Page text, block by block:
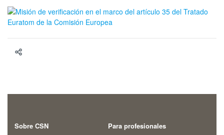
Sobre CSN Para profesionales